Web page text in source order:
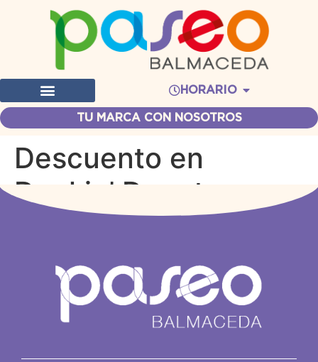
HORARIO
TU MARCA CON NOSOTROS
Descuento en
Dunkin’ Donuts